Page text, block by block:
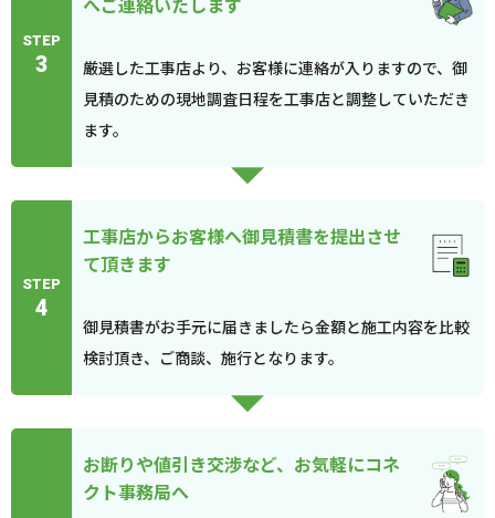
STEP
3
厳選した工事店より、お客様に連絡が入りますので、御
見積のための現地調査日程を工事店と調整していただき
ます。
STEP
4
工事店からお客様へ御見積書を提出させ
て頂きます
御見積書がお手元に届きましたら金額と施工内容を比較
検討頂き、ご商談、施行となります。
お断りや値引き交渉など、お気軽にコネ
クト事務局へ